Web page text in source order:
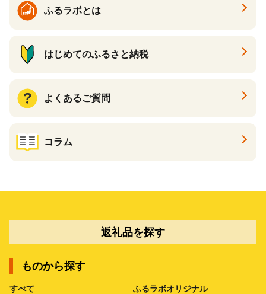
ふるラボとは
はじめてのふるさと納税
よくあるご質問
コラム
返礼品を探す
ものから探す
すべて ふるラボオリジナル